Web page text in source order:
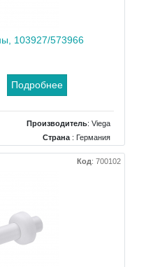
103927/573966
Подробнее
Производитель: Viega
Страна : Германия
Тип: для раковины
: пластик
Код: 700102